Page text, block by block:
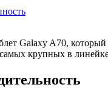
Galaxy A70,
крупных в